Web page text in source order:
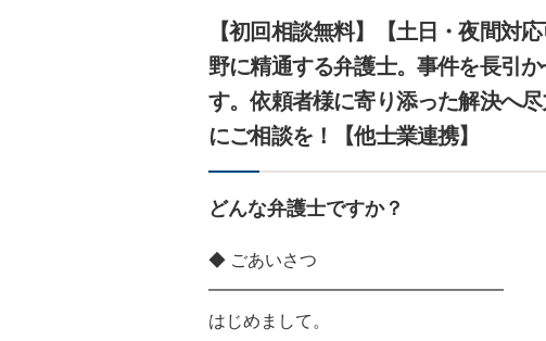
【初回相談無料】【土日・夜間対
野に精通する弁護士。事件を長引
す。依頼者様に寄り添った解決へ
にご相談を！【他士業連携】
どんな弁護士ですか？
◆ ごあいさつ
━━━━━━━━━━━━━━━━━
はじめまして。